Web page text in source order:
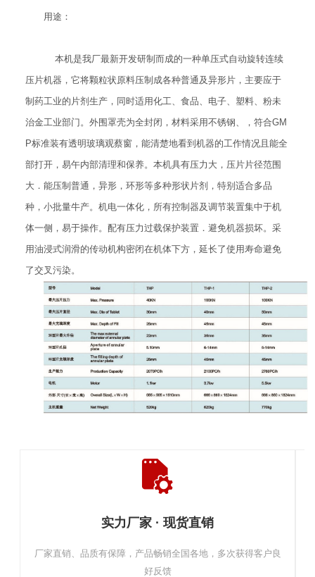
用途：
本机是我厂最新开发研制而成的一种单压式自动旋转连续
压片机器，它将颗粒状原料压制成各种普通及异形片，主要应于
制药工业的片剂生产，同时适用化工、食品、电子、塑料、粉未
治金工业部门。外围罩壳为全封闭，材料采用不锈钢、，符合GM
P标准装有透明玻璃观蔡窗，能清楚地看到机器的工作情况且能全
部打开，易午内部清理和保养。本机具有压力大，压片片径范围
大．能压制普通，异形，环形等多种形状片剂，特别适合多品
种，小批量牛产。机电一体化，所有控制器及调节装置集中于机
体一侧，易于操作。配有压力过载保护装置．避免机器损坏。采
用油浸式润滑的传动机构密闭在机体下方，延长了使用寿命避免
了交叉污染。
实力厂家 · 现货直销
厂家直销、品质有保障，产品畅销全国各地，多次获得客户良
好反馈